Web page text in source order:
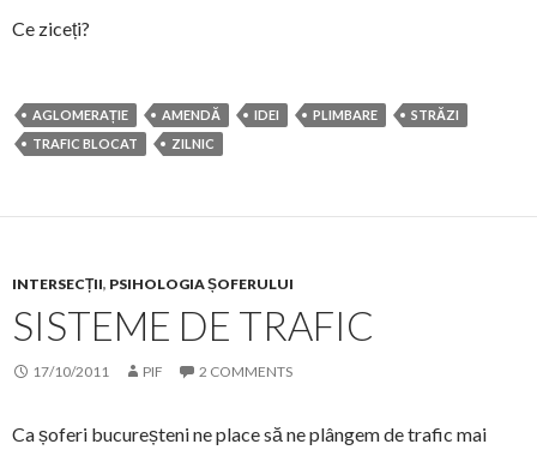
Ce ziceți?
AGLOMERAȚIE AMENDĂ IDEI PLIMBARE
STRĂZI
TRAFIC BLOCAT
ZILNIC
INTERSECȚII, PSIHOLOGIA ȘOFERULUI
SISTEME DE TRAFIC
17/10/2011 PIF 2 COMMENTS
Ca șoferi bucureșteni ne place să ne plângem de trafic mai